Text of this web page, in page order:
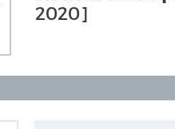
2020]